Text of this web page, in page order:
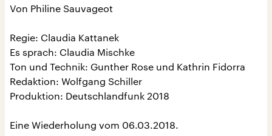
Von Philine Sauvageot
Regie: Claudia Kattanek
Es sprach: Claudia Mischke
Ton und Technik: Gunther Rose und Kathrin Fidorra
Redaktion: Wolfgang Schiller
Produktion: Deutschlandfunk 2018
Eine Wiederholung vom 06.03.2018.